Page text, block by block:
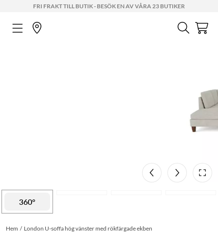
FRI FRAKT TILL BUTIK - BESÖK EN AV VÅRA 23 BUTIKER
360°
Hem London U-soffa hög vänster med rökfärgade ekben